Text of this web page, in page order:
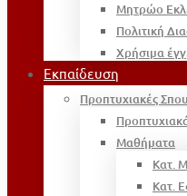
Μητρώο
Πολιτική
Χρήσιμα
Εκπαίδευση
Προπτυχιακές
Μαθήματα
Κατ.
Κατ.